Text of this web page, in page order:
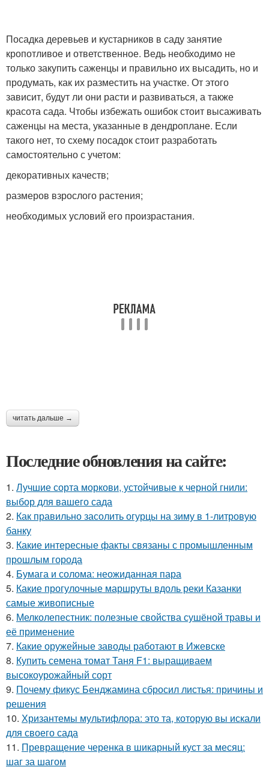
Посадка деревьев и кустарников в саду занятие
кропотливое и ответственное. Ведь необходимо не
только закупить саженцы и правильно их высадить, но и
продумать, как их разместить на участке. От этого
зависит, будут ли они расти и развиваться, а также
красота сада. Чтобы избежать ошибок стоит высаживать
саженцы на места, указанные в дендроплане. Если
такого нет, то схему посадок стоит разработать
самостоятельно с учетом:
декоративных качеств;
размеров взрослого растения;
необходимых условий его произрастания.
читать дальше →
Последние обновления на сайте:
1. Лучшие сорта моркови, устойчивые к черной гнили:
выбор для вашего сада
2. Как правильно засолить огурцы на зиму в 1-литровую
банку
3. Какие интересные факты связаны с промышленным
прошлым города
4. Бумага и солома: неожиданная пара
5. Какие прогулочные маршруты вдоль реки Казанки
самые живописные
6. Мелколепестник: полезные свойства сушёной травы и
её применение
7. Какие оружейные заводы работают в Ижевске
8. Купить семена томат Таня F1: выращиваем
высокоурожайный сорт
9. Почему фикус Бенджамина сбросил листья: причины и
решения
10. Хризантемы мультифлора: это та, которую вы искали
для своего сада
11. Превращение черенка в шикарный куст за месяц:
шаг за шагом